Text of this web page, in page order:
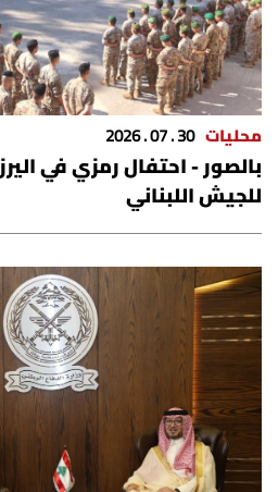
للتواصل معنا
شروط الاستخدام
شروط الإشتراك
محليات 30 . 07 . 2026
للجيش اللبناني